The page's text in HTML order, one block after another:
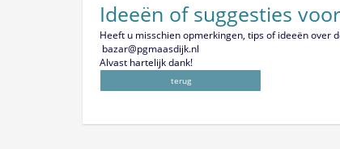
Ideeën of suggesties
Heeft u misschien opmerkingen, tips of ideeën over
bazar@pgmaasdijk.nl
Alvast hartelijk dank!
terug